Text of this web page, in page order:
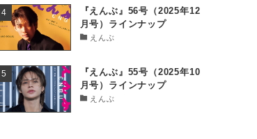
『えんぶ』56号（2025年12
月号）ラインナップ
えんぶ
『えんぶ』55号（2025年10
月号）ラインナップ
えんぶ